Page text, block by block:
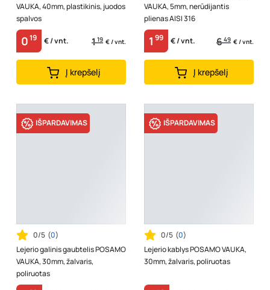
VAUKA, 40mm, plastikinis, juodos
spalvos
019 € / vnt. 119 € / vnt.
Į krepšelį
VAUKA, 5mm, nerūdijantis
plienas AISI 316
1 99 € / vnt. 649 € / vnt.
Į krepšelį
IŠPARDAVIMAS
0/5 (0)
Lejerio galinis gaubtelis POSAMO
VAUKA, 30mm, žalvaris,
poliruotas
IŠPARDAVIMAS
0/5 (0)
Lejerio kablys POSAMO VAUKA,
30mm, žalvaris, poliruotas